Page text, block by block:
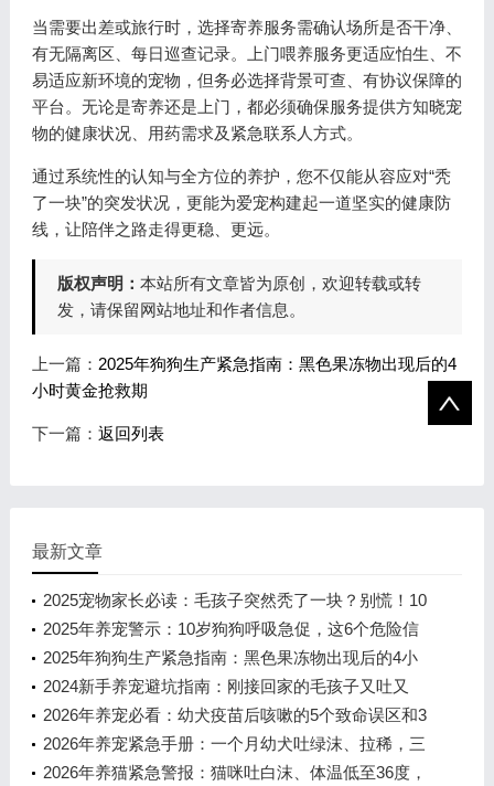
当需要出差或旅行时，选择寄养服务需确认场所是否干净、
有无隔离区、每日巡查记录。上门喂养服务更适应怕生、不
易适应新环境的宠物，但务必选择背景可查、有协议保障的
平台。无论是寄养还是上门，都必须确保服务提供方知晓宠
物的健康状况、用药需求及紧急联系人方式。
通过系统性的认知与全方位的养护，您不仅能从容应对“秃
了一块”的突发状况，更能为爱宠构建起一道坚实的健康防
线，让陪伴之路走得更稳、更远。
版权声明： 本站所有文章皆为原创，欢迎转载或转
发，请保留网站地址和作者信息。
上一篇： 2025年狗狗生产紧急指南：黑色果冻物出现后的4
小时黄金抢救期
下一篇： 返回列表
最新文章
2025宠物家长必读：毛孩子突然秃了一块？别慌！10
年专家教你从症状到解决全流程
2025年养宠警示：10岁狗狗呼吸急促，这6个危险信
号必须立即排查！
2025年狗狗生产紧急指南：黑色果冻物出现后的4小
时黄金抢救期
2024新手养宠避坑指南：刚接回家的毛孩子又吐又
拉，这6件事千万别做！
2026年养宠必看：幼犬疫苗后咳嗽的5个致命误区和3
步急救方案
2026年养宠紧急手册：一个月幼犬吐绿沫、拉稀，三
步识别风险与科学处置方案
2026年养猫紧急警报：猫咪吐白沫、体温低至36度，